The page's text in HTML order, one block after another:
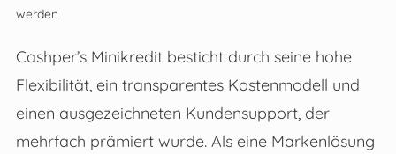
werden
Cashper’s Minikredit besticht durch seine hohe
Flexibilität, ein transparentes Kostenmodell und
einen ausgezeichneten Kundensupport, der
mehrfach prämiert wurde. Als eine Markenlösung